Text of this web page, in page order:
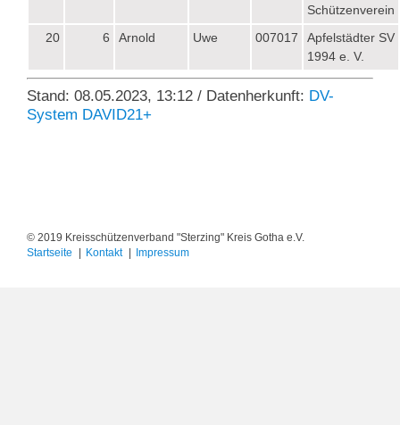
Schützenverein
20
6 Arnold Uwe 007017
Apfelstädter SV
1994 e. V.
Stand: 08.05.2023, 13:12 / Datenherkunft: DV-
System DAVID21+
© 2019 Kreisschützenverband "Sterzing" Kreis Gotha e.V.
Startseite
Kontakt Impressum